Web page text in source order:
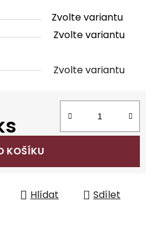
Zvolte variantu
Zvolte variantu
Zvolte variantu
KOŠÍKU
Hlídat Sdílet